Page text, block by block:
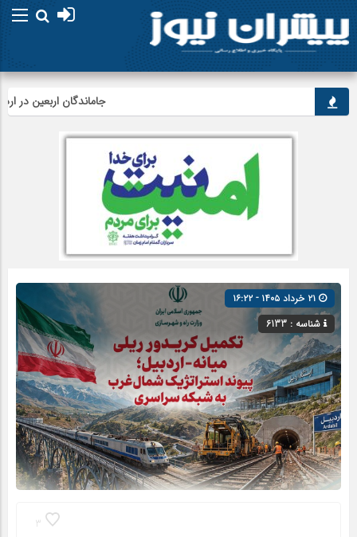
جاماندگان اربعین در اردبیل
شناسه : 6133
3